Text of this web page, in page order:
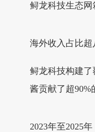
鲟龙科技生态
海外收入占比超
鲟龙科技构建
酱贡献了超90%
2023年至2025